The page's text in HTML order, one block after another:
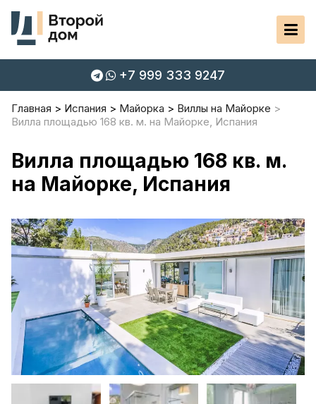
+7 999 333 9247
Главная Испания Майорка
Виллы на Майорке
Вилла площадью 168 кв. м. на Майорке, Испания
Вилла площадью 168 кв. м.
на Майорке, Испания